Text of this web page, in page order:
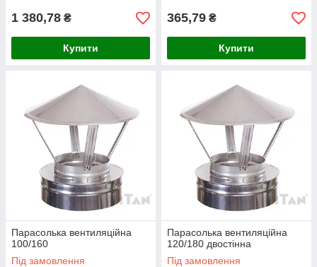
1 380,78 ₴
Купити
365,79 ₴
Купити
Парасолька вентиляційна
100/160
Під замовлення
Парасолька вентиляційна
120/180 двостінна
Під замовлення